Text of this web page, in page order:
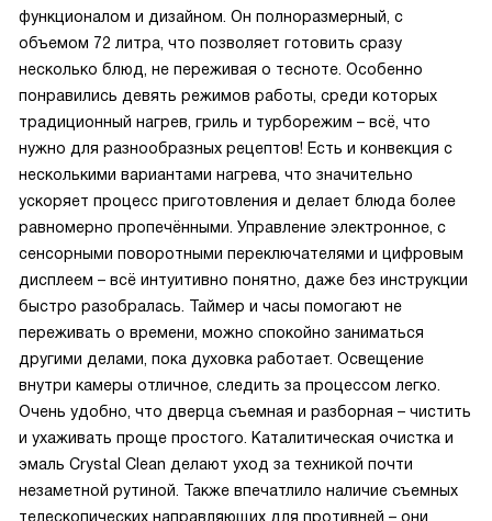
функционалом и дизайном. Он полноразмерный, с
объемом 72 литра, что позволяет готовить сразу
несколько блюд, не переживая о тесноте. Особенно
понравились девять режимов работы, среди которых
традиционный нагрев, гриль и турборежим – всё, что
нужно для разнообразных рецептов! Есть и конвекция с
несколькими вариантами нагрева, что значительно
ускоряет процесс приготовления и делает блюда более
равномерно пропечёнными. Управление электронное, с
сенсорными поворотными переключателями и цифровым
дисплеем – всё интуитивно понятно, даже без инструкции
быстро разобралась. Таймер и часы помогают не
переживать о времени, можно спокойно заниматься
другими делами, пока духовка работает. Освещение
внутри камеры отличное, следить за процессом легко.
Очень удобно, что дверца съемная и разборная – чистить
и ухаживать проще простого. Каталитическая очистка и
эмаль Crystal Clean делают уход за техникой почти
незаметной рутиной. Также впечатлило наличие съемных
телескопических направляющих для противней – они